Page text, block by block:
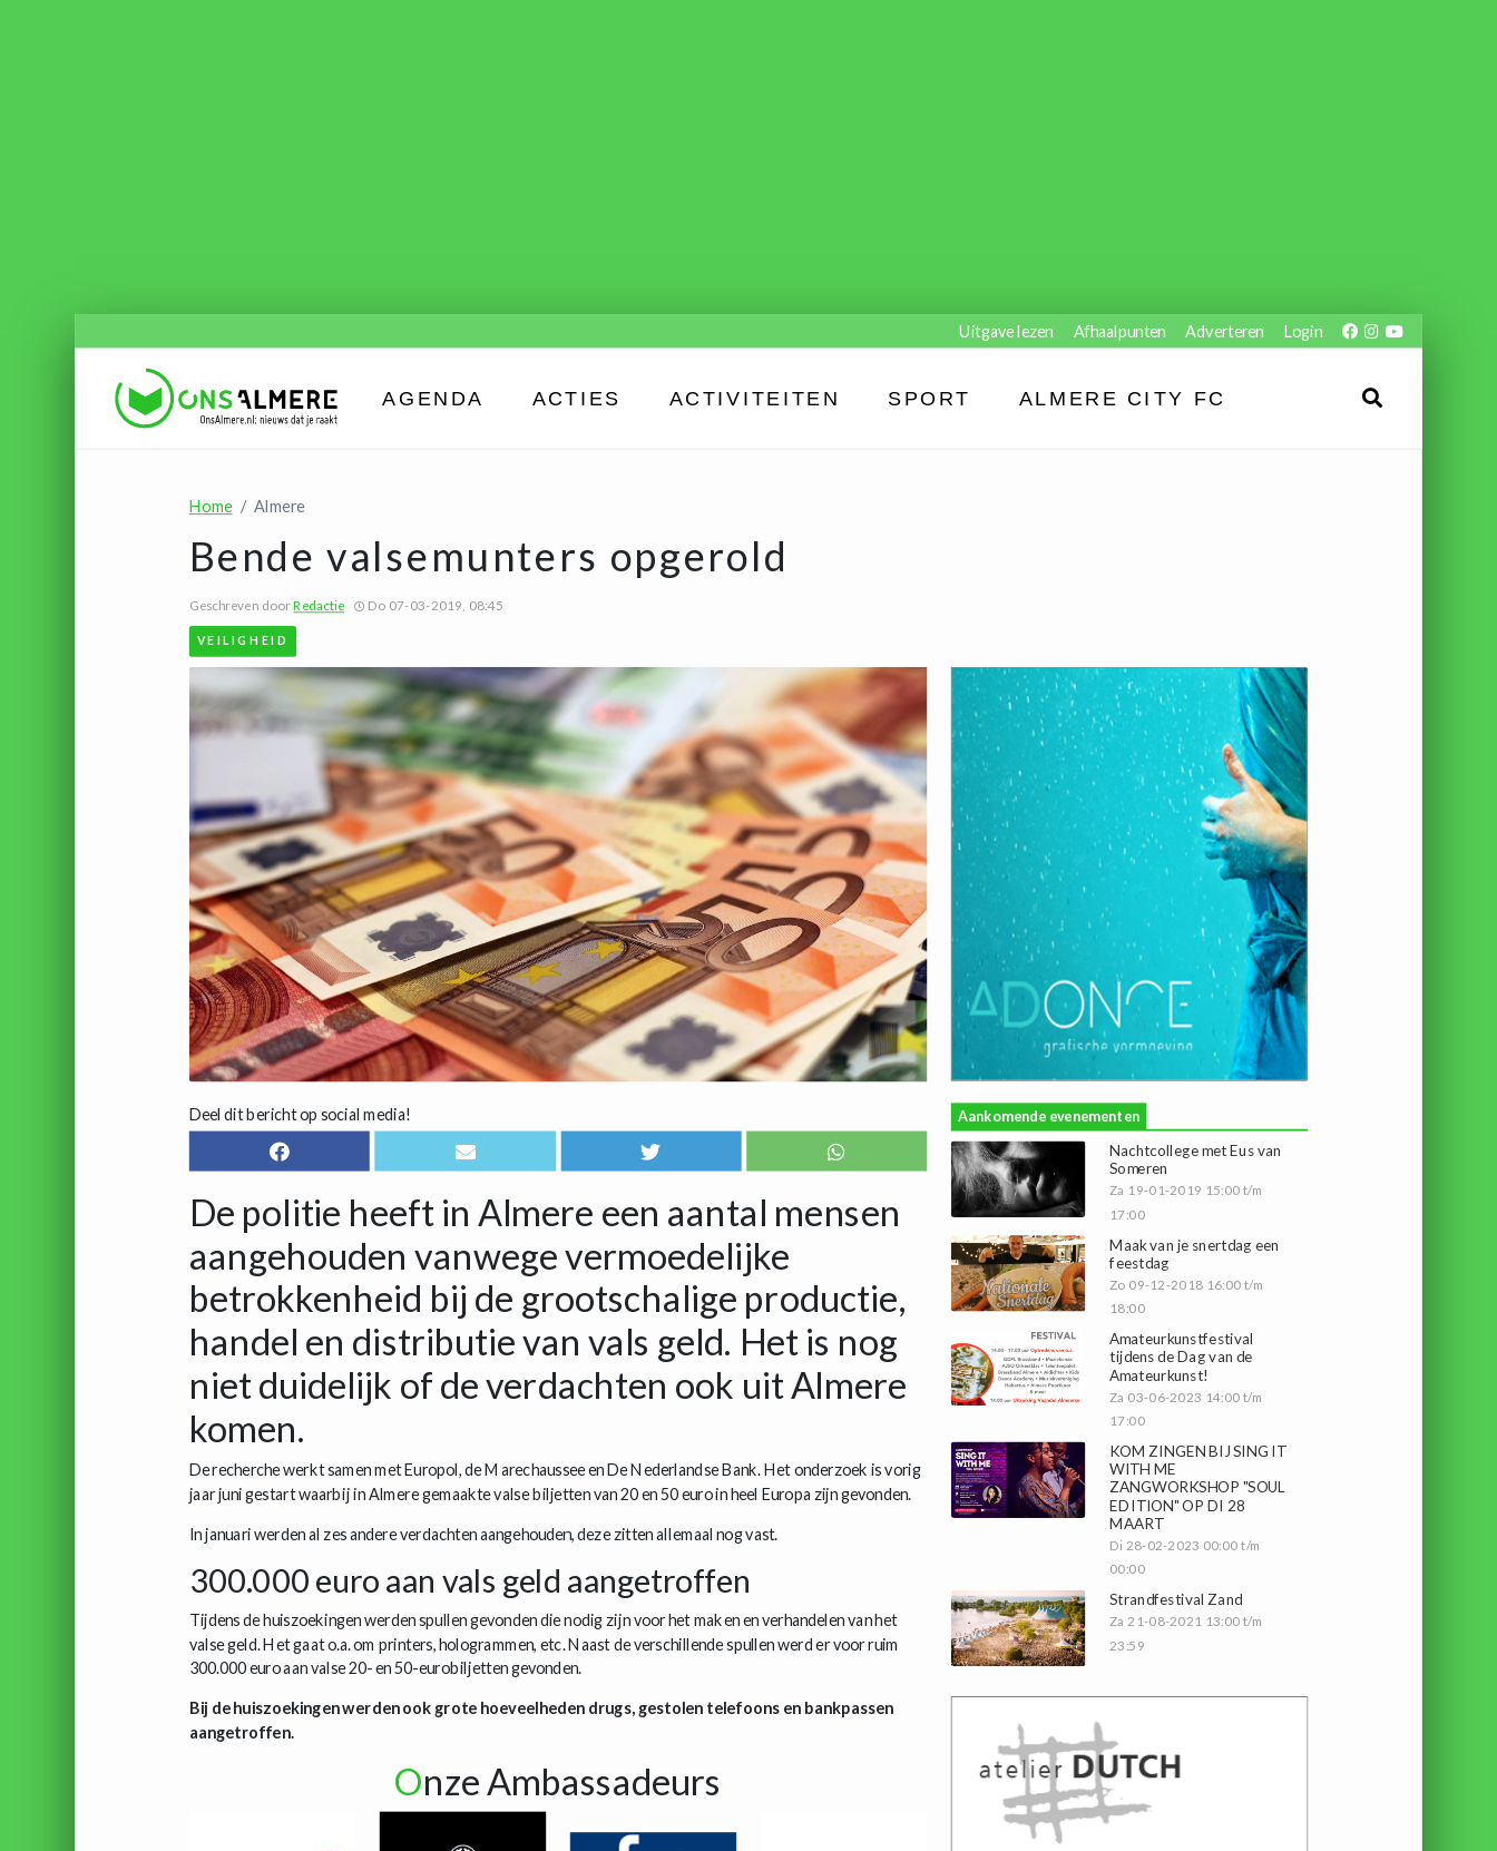
Uitgave lezen Afhaalpunten Adverteren Login
AGENDA ACTIES ACTIVITEITEN SPORT ALMERE CITY FC
Home Almere
Bende valsemunters opgerold
Geschreven doorRedactie Do 07-03-2019, 08:45
VEILIGHEID
Deel dit bericht op social media!
De politie heeft in Almere een aantal mensen
aangehouden vanwege vermoedelijke
betrokkenheid bij de grootschalige productie,
handel en distributie van vals geld. Het is nog
niet duidelijk of de verdachten ook uit Almere
komen.
De recherche werkt samen met Europol, de Marechaussee en De Nederlandse Bank. Het onderzoek is vorig
jaar juni gestart waarbij in Almere gemaakte valse biljetten van 20 en 50 euro in heel Europa zijn gevonden.
In januari werden al zes andere verdachten aangehouden, deze zitten allemaal nog vast.
300.000 euro aan vals geld aangetroffen
Tijdens de huiszoekingen werden spullen gevonden die nodig zijn voor het maken en verhandelen van het
valse geld. Het gaat o.a. om printers, hologrammen, etc. Naast de verschillende spullen werd er voor ruim
300.000 euro aan valse 20- en 50-eurobiljetten gevonden.
Bij de huiszoekingen werden ook grote hoeveelheden drugs, gestolen telefoons en bankpassen
aangetroffen.
Onze Ambassadeurs
Aankomende evenementen
Nachtcollege met Eus van
Someren
Za 19-01-2019 15:00 t/m
17:00
Maak van je snertdag een
feestdag
Zo 09-12-2018 16:00 t/m
18:00
Amateurkunstfestival
tijdens de Dag van de
Amateurkunst!
Za 03-06-2023 14:00 t/m
17:00
KOM ZINGEN BIJ SING IT
WITH ME
ZANGWORKSHOP "SOUL
EDITION" OP DI 28
MAART
Di 28-02-2023 00:00 t/m
00:00
Strandfestival Zand
Za 21-08-2021 13:00 t/m
23:59